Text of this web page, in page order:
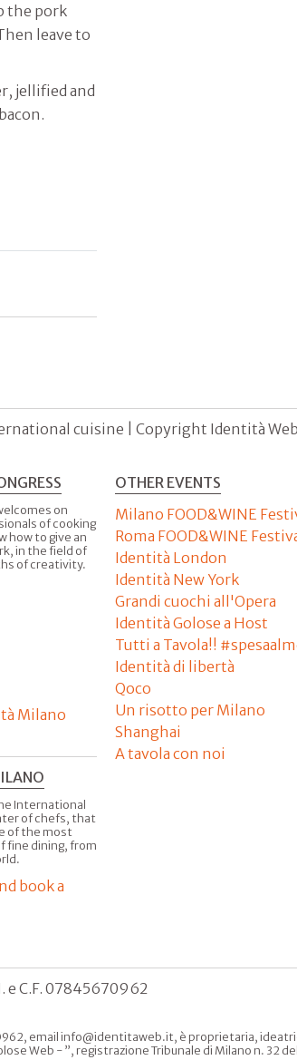
the pork
leave to
jellified and
cuisine | Copyright Identità
on
of cooking
how to give an
in the field of
of creativity.
Milano
International
of chefs, that
of the most
fine dining, from
book a
OTHER EVENTS
Milano FOOD&WINE
Roma FOOD&WINE
Identità London
Identità New York
Grandi cuochi all'Opera
Identità Golose a Host
Tutti a Tavola!!
Identità di libertà
Qoco
Un risotto per Milano
Shanghai
A tavola con noi
e C.F. 07845670962
email info@identitaweb.it, è proprietaria,
Web - ”, registrazione Tribunale di Milano n. 32